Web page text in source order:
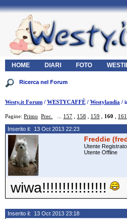
HOME DIARI FOTO
Westy.it Forum / WESTYCAFFÈ / Westylandia /
Pagine: Primo Prec. 157 158 159 160 161
Inserito il: 13 Oct 2013 22:23
Freddie
Utente Registrato
Utente Offline
wiwa!!!!!!!!!!!!!!!!
Inserito il: 13 Oct 2013 23:18